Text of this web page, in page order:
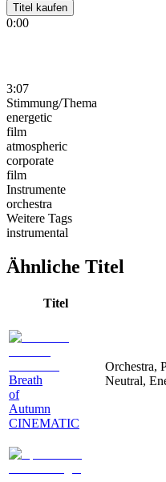
Titel kaufen
0:00
3:07
Stimmung/Thema
energetic
film
atmospheric
corporate
film
Instrumente
orchestra
Weitere Tags
instrumental
Ähnliche Titel
Titel
Breath
of
Autumn
CINEMATIC
Orchestra,
Neutral,